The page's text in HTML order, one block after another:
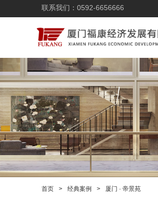
联系我们：0592-6656666
首页 > 经典案例 > 厦门 · 帝景苑